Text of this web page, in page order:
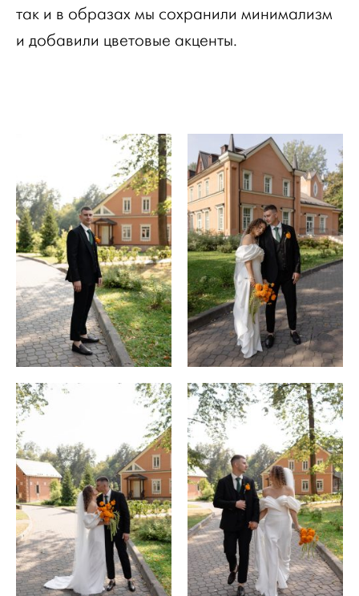
так и в образах мы сохранили минимализм
и добавили цветовые акценты.